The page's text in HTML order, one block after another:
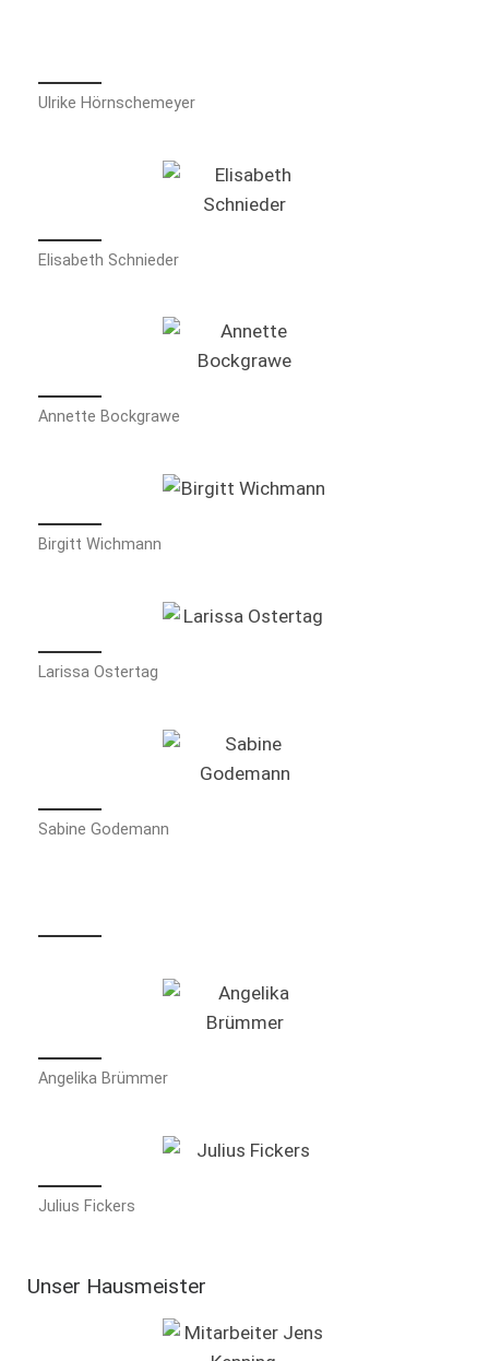
Ulrike Hörnschemeyer
Elisabeth Schnieder
Annette Bockgrawe
Birgitt Wichmann
Larissa Ostertag
Sabine Godemann
Angelika Brümmer
Julius Fickers
Unser Hausmeister